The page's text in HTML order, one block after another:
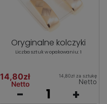
Oryginalne kolczyki
Liczba sztuk w opakowaniu: 1
14,80zł
Netto
14,80zł za sztukę
Netto
- +